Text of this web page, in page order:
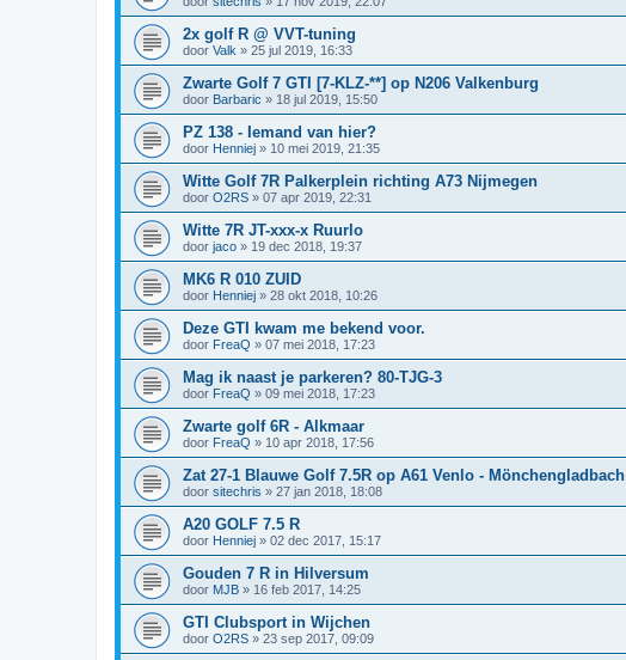
2x golf R @ VVT-tuning
door Valk » 25 jul 2019, 16:33
Zwarte Golf 7 GTI [7-KLZ-**] op N206 Valkenburg
door Barbaric » 18 jul 2019, 15:50
PZ 138 - Iemand van hier?
door Henniej » 10 mei 2019, 21:35
Witte Golf 7R Palkerplein richting A73 Nijmegen
door O2RS » 07 apr 2019, 22:31
Witte 7R JT-xxx-x Ruurlo
door jaco » 19 dec 2018, 19:37
MK6 R 010 ZUID
door Henniej » 28 okt 2018, 10:26
Deze GTI kwam me bekend voor.
door FreaQ » 07 mei 2018, 17:23
Mag ik naast je parkeren? 80-TJG-3
door FreaQ » 09 mei 2018, 17:23
Zwarte golf 6R - Alkmaar
door FreaQ » 10 apr 2018, 17:56
Zat 27-1 Blauwe Golf 7.5R op A61 Venlo - Mönchengladbach
door sitechris » 27 jan 2018, 18:08
A20 GOLF 7.5 R
door Henniej » 02 dec 2017, 15:17
Gouden 7 R in Hilversum
door MJB » 16 feb 2017, 14:25
GTI Clubsport in Wijchen
door O2RS » 23 sep 2017, 09:09